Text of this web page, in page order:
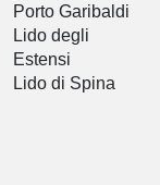
Porto Garibaldi
Lido degli
Estensi
Lido di Spina